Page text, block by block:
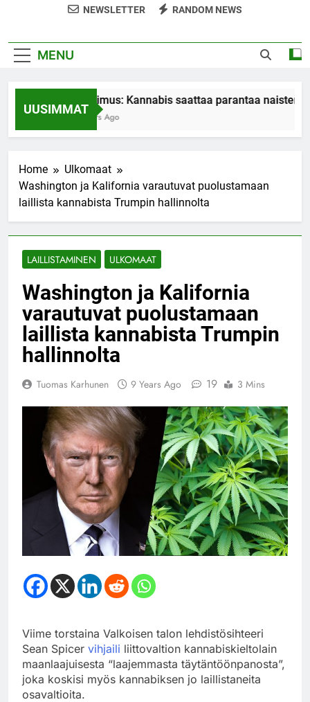
NEWSLETTER RANDOM NEWS
MENU
UUSIMMAT
Tutkimus: Kannabis saattaa parantaa naisten
7 Years Ago
Home
Ulkomaat
Washington ja Kalifornia varautuvat puolustamaan
laillista kannabista Trumpin hallinnolta
LAILLISTAMINEN ULKOMAAT
Washington ja Kalifornia
varautuvat puolustamaan
laillista kannabista Trumpin
hallinnolta
Tuomas Karhunen 9 Years Ago 19 3 Mins
Viime torstaina Valkoisen talon lehdistösihteeri
Sean Spicer vihjaili liittovaltion kannabiskieltolain
maanlaajuisesta “laajemmasta täytäntöönpanosta”,
joka koskisi myös kannabiksen jo laillistaneita
osavaltioita.